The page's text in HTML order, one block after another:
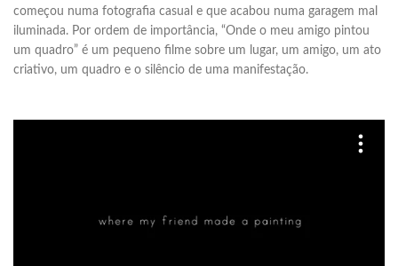
começou numa fotografia casual e que acabou numa garagem mal
iluminada. Por ordem de importância, “Onde o meu amigo pintou
um quadro” é um pequeno filme sobre um lugar, um amigo, um ato
criativo, um quadro e o silêncio de uma manifestação.